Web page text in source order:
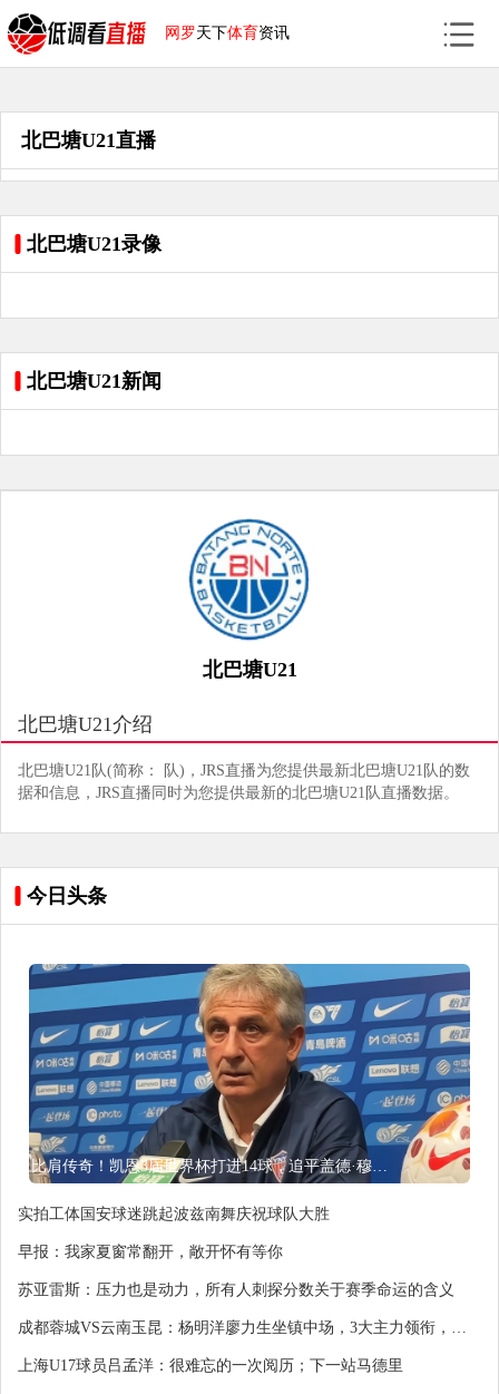
网罗天下体育资讯
北巴塘U21直播
北巴塘U21录像
北巴塘U21新闻
北巴塘U21
北巴塘U21介绍
北巴塘U21队(简称： 队)，JRS直播为您提供最新北巴塘U21队的数
据和信息，JRS直播同时为您提供最新的北巴塘U21队直播数据。
今日头条
比肩传奇！凯恩3届世界杯打进14球，追平盖德·穆勒并排前史第5
实拍工体国安球迷跳起波兹南舞庆祝球队大胜
早报：我家夏窗常翻开，敞开怀有等你
苏亚雷斯：压力也是动力，所有人刺探分数关于赛季命运的含义
成都蓉城VS云南玉昆：杨明洋廖力生坐镇中场，3大主力领衔，费
上海U17球员吕孟洋：很难忘的一次阅历；下一站马德里